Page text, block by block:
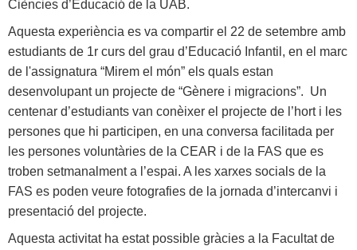
Ciències d’Educació de la UAB.
Aquesta experiència es va compartir el 22 de setembre amb
estudiants de 1r curs del grau d’Educació Infantil, en el marc
de l'assignatura “Mirem el món” els quals estan
desenvolupant un projecte de “Gènere i migracions”. Un
centenar d’estudiants van conèixer el projecte de l’hort i les
persones que hi participen, en una conversa facilitada per
les persones voluntàries de la CEAR i de la FAS que es
troben setmanalment a l’espai. A les xarxes socials de la
FAS es poden veure fotografies de la jornada d’intercanvi i
presentació del projecte.
Aquesta activitat ha estat possible gràcies a la Facultat de